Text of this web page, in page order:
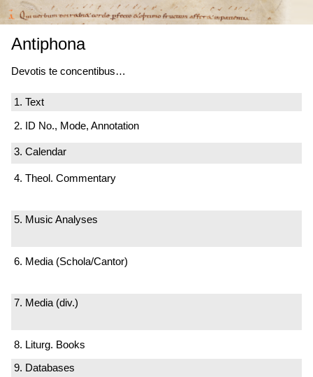
Antiphona
Devotis te concentibus…
1. Text
2. ID No., Mode, Annotation
3. Calendar
4. Theol. Commentary
5. Music Analyses
6. Media (Schola/Cantor)
7. Media (div.)
8. Liturg. Books
9. Databases